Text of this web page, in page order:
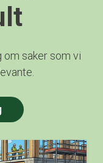
om saker som vi